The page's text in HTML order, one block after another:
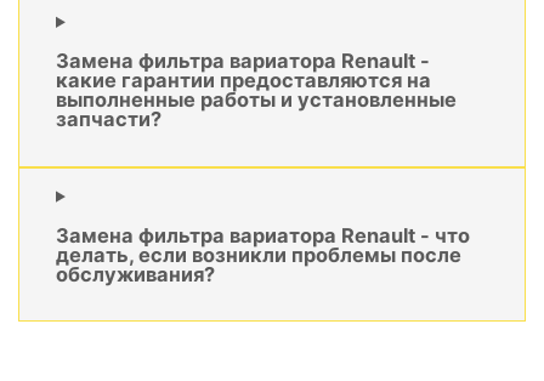
Замена фильтра вариатора Renault -
какие гарантии предоставляются на
выполненные работы и установленные
запчасти?
Замена фильтра вариатора Renault - что
делать, если возникли проблемы после
обслуживания?